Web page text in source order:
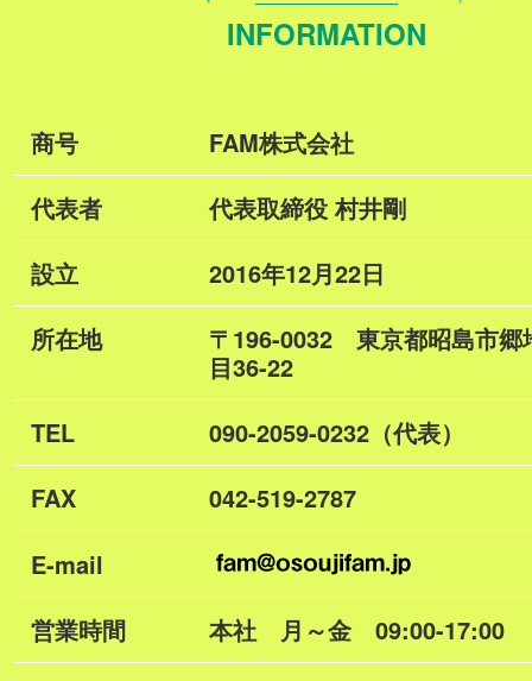
INFORMATION
商号
FAM株式会社
代表者
代表取締役 村井剛
設立
2016年12月22日
所在地
〒196-0032 東京都昭島市郷
目36-22
TEL
090-2059-0232（代表）
FAX
042-519-2787
E-mail
営業時間
本社 月～金 09:00-17:00